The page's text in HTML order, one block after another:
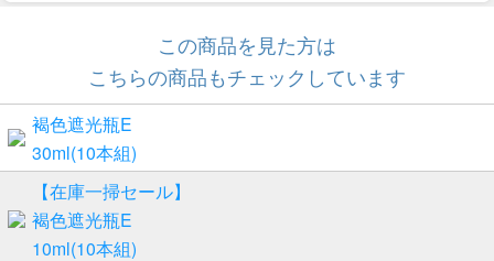
この商品を見た方は
こちらの商品もチェックしています
褐色遮光瓶E
30ml(10本組)
【在庫一掃セール】
褐色遮光瓶E
10ml(10本組)